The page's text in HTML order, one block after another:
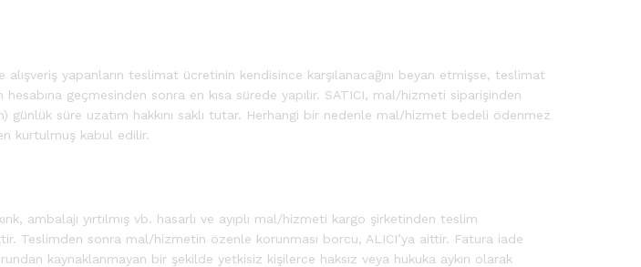
yapanların teslimat ücretinin kendisince karşılanacağını beyan etmişse, teslimat
geçmesinden sonra en kısa sürede yapılır. SATICI, mal/hizmeti siparişinden
süre uzatım hakkını saklı tutar. Herhangi bir nedenle mal/hizmet bedeli ödenmez
kurtulmuş kabul edilir.
ambalajı yırtılmış vb. hasarlı ve ayıplı mal/hizmeti kargo şirketinden teslim
Teslimden sonra mal/hizmetin özenle korunması borcu, ALICI’ya aittir. Fatura iade
kaynaklanmayan bir şekilde yetkisiz kişilerce haksız veya hukuka aykırı olarak